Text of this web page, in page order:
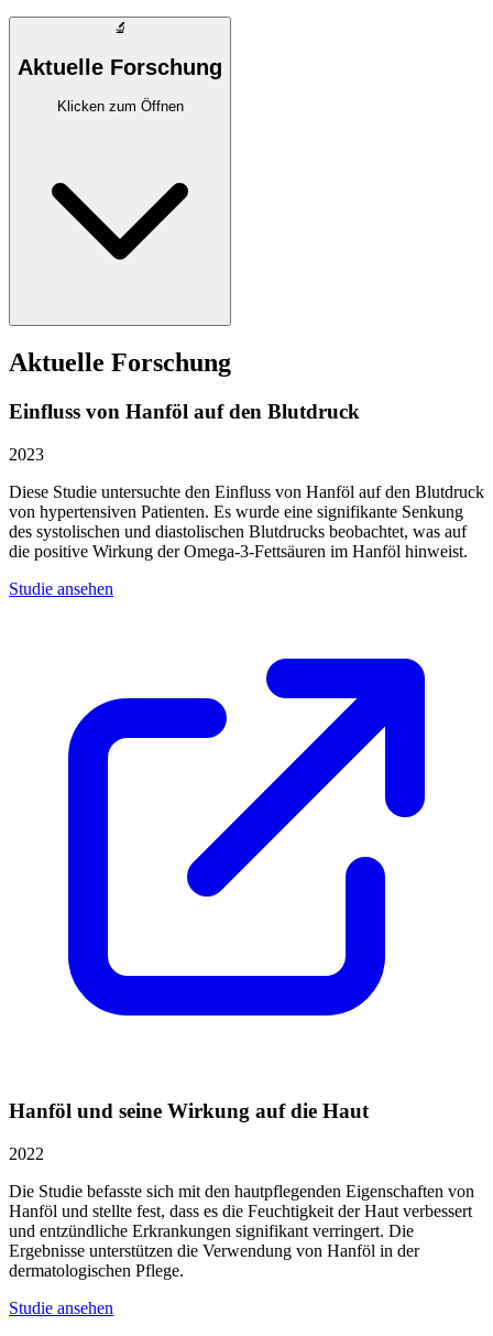
🔬
Aktuelle Forschung
Klicken zum Öffnen
Aktuelle Forschung
Einfluss von Hanföl auf den Blutdruck
2023
Diese Studie untersuchte den Einfluss von Hanföl auf den Blutdruck
von hypertensiven Patienten. Es wurde eine signifikante Senkung
des systolischen und diastolischen Blutdrucks beobachtet, was auf
die positive Wirkung der Omega-3-Fettsäuren im Hanföl hinweist.
Studie ansehen
Hanföl und seine Wirkung auf die Haut
2022
Die Studie befasste sich mit den hautpflegenden Eigenschaften von
Hanföl und stellte fest, dass es die Feuchtigkeit der Haut verbessert
und entzündliche Erkrankungen signifikant verringert. Die
Ergebnisse unterstützen die Verwendung von Hanföl in der
dermatologischen Pflege.
Studie ansehen